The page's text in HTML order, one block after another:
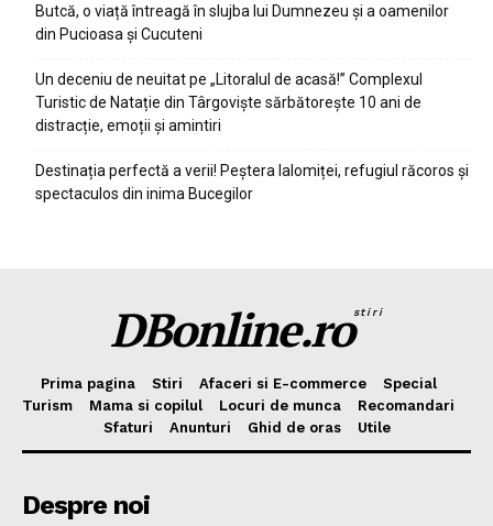
Butcă, o viață întreagă în slujba lui Dumnezeu și a oamenilor
din Pucioasa și Cucuteni
Un deceniu de neuitat pe „Litoralul de acasă!” Complexul
Turistic de Natație din Târgoviște sărbătorește 10 ani de
distracție, emoții și amintiri
Destinația perfectă a verii! Peștera Ialomiței, refugiul răcoros și
spectaculos din inima Bucegilor
DBonline.rostiri
Prima pagina Stiri Afaceri si E-commerce
Special
Turism
Mama si copilul Locuri de munca
Recomandari
Sfaturi
Anunturi Ghid de oras Utile
Despre noi